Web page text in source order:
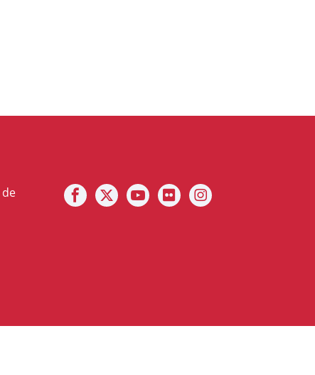
Notre facebook
Notre X (ex Twitter)
Notre Chaine youtube
Notre photothèque sur